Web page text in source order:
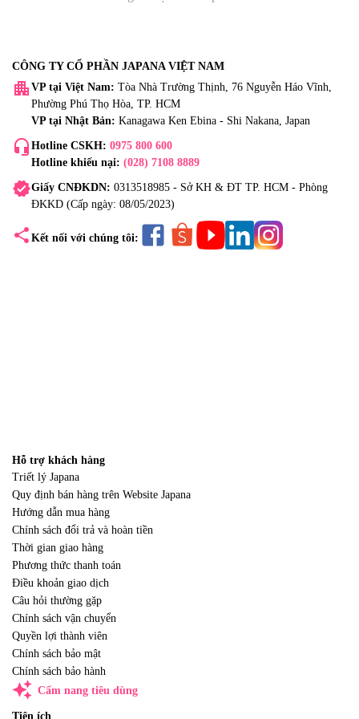
CÔNG TY CỔ PHẦN JAPANA VIỆT NAM
apartment VP tại Việt Nam: Tòa Nhà Trường Thịnh, 76 Nguyễn Háo Vĩnh,
Phường Phú Thọ Hòa, TP. HCM
VP tại Nhật Bản: Kanagawa Ken Ebina - Shi Nakana, Japan
headset_mic Hotline CSKH: 0975 800 600
Hotline khiếu nại: (028) 7108 8889
verifiedGiấy CNĐKDN: 0313518985 - Sở KH & ĐT TP. HCM - Phòng
ĐKKD (Cấp ngày: 08/05/2023)
share Kết nối với chúng tôi:
Hỗ trợ khách hàng
Triết lý Japana
Quy định bán hàng trên Website Japana
Hướng dẫn mua hàng
Chính sách đổi trả và hoàn tiền
Thời gian giao hàng
Phương thức thanh toán
Điều khoản giao dịch
Câu hỏi thường gặp
Chính sách vận chuyển
Quyền lợi thành viên
Chính sách bảo mật
Chính sách bảo hành
auto_awesome Cẩm nang tiêu dùng
Tiện ích